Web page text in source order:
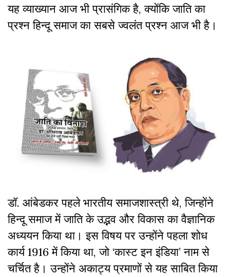
यह व्याख्यान आज भी प्रासंगिक है, क्योंकि जाति का
प्रश्न हिन्दू समाज का सबसे ज्वलंत प्रश्न आज भी है।
डॉ. आंबेडकर पहले भारतीय समाजशास्त्री थे, जिन्होंने
हिन्दू समाज में जाति के उद्भव और विकास का वैज्ञानिक
अध्ययन किया था। इस विषय पर उन्होंने पहला शोध
कार्य 1916 में किया था, जो ‘कास्ट इन इंडिया’ नाम से
चर्चित है। उन्होंने अकाट्य प्रमाणों से यह साबित किया